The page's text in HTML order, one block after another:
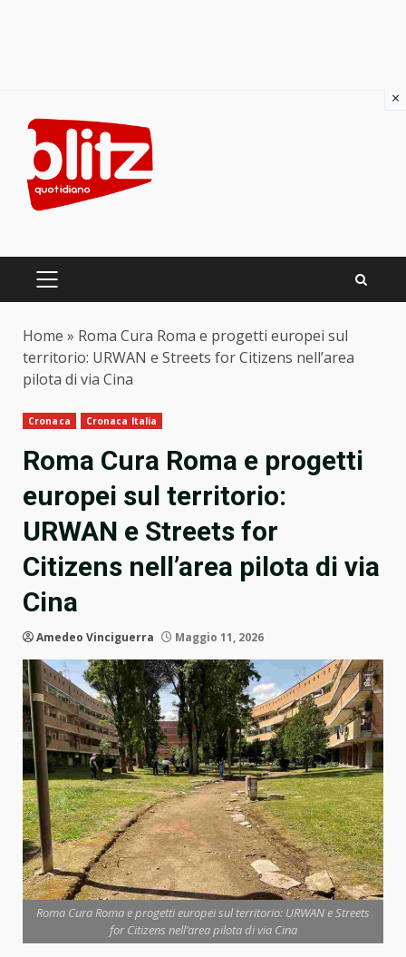
content
PRIMARY
Home » Roma Cura Roma e progetti europei sul
territorio: URWAN e Streets for Citizens nell’area
pilota di via Cina
Cronaca Cronaca Italia
Roma Cura Roma e progetti
europei sul territorio:
URWAN e Streets for
Citizens nell’area pilota di via
Cina
Amedeo Vinciguerra Maggio 11, 2026
Roma Cura Roma e progetti europei sul territorio: URWAN e Streets
for Citizens nell’area pilota di via Cina
×